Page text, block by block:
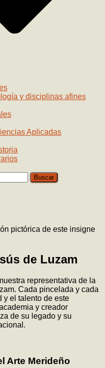
y disciplinas afines
Aplicadas
pictórica de este insigne
de Luzam
representativa de la
Cada pincelada y cada
y el talento de este
y creador
de su legado y su
Arte Merideño